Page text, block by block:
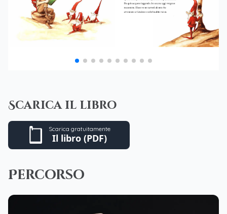
Scarica il libro
Scarica gratuitamente
Il libro (PDF)
Percorso